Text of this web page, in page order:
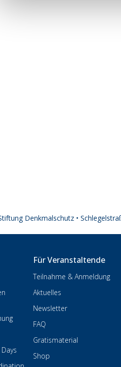
Denkmalschutz •
Für Veranstaltende
Teilnahme & Anmeldung
Aktuelles
Newsletter
FAQ
Gratismaterial
Shop